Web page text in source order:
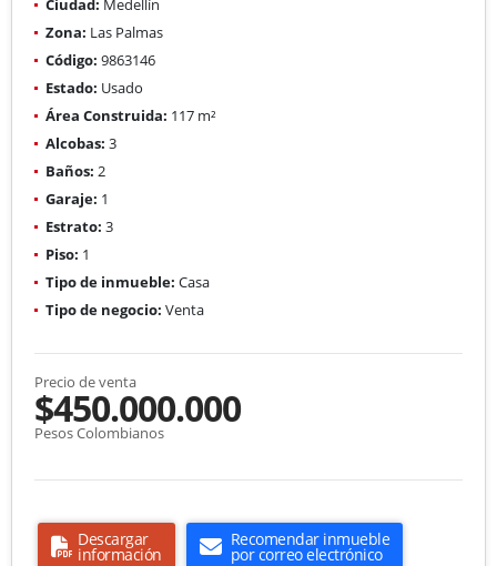
Ciudad: Medellín
Zona: Las Palmas
Código: 9863146
Estado: Usado
Área Construida: 117 m²
Alcobas: 3
Baños: 2
Garaje: 1
Estrato: 3
Piso: 1
Tipo de inmueble: Casa
Tipo de negocio: Venta
Precio de venta
$450.000.000
Pesos Colombianos
Descargar
información
Recomendar inmueble
por correo electrónico